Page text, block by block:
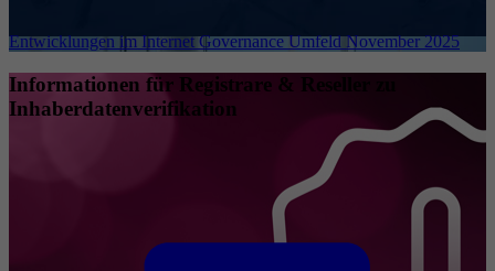
Entwicklungen im Internet Governance Umfeld November 2025
Informationen für Registrare & Reseller zu
Inhaberdatenverifikation